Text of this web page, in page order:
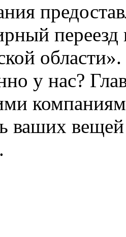
области».
у нас?
ваших